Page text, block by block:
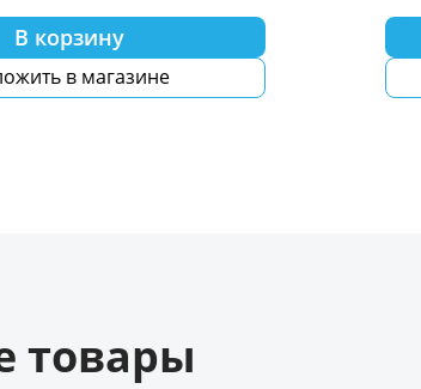
В корзину
в магазине
товары